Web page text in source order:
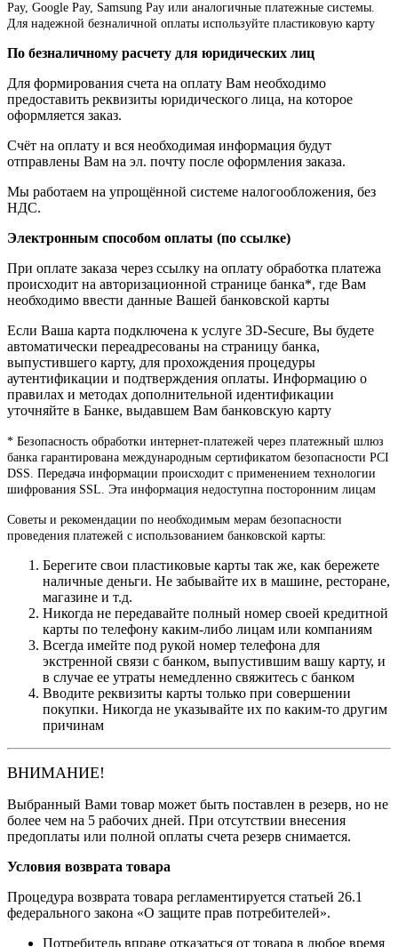
Pay, Google Pay, Samsung Pay или аналогичные платежные системы.
Для надежной безналичной оплаты используйте пластиковую карту
По безналичному расчету для юридических лиц
Для формирования счета на оплату Вам необходимо
предоставить реквизиты юридического лица, на которое
оформляется заказ.
Счёт на оплату и вся необходимая информация будут
отправлены Вам на эл. почту после оформления заказа.
Мы работаем на упрощённой системе налогообложения, без
НДС.
Электронным способом оплаты (по ссылке)
При оплате заказа через ссылку на оплату обработка платежа
происходит на авторизационной странице банка*, где Вам
необходимо ввести данные Вашей банковской карты
Если Ваша карта подключена к услуге 3D-Secure, Вы будете
автоматически переадресованы на страницу банка,
выпустившего карту, для прохождения процедуры
аутентификации и подтверждения оплаты. Информацию о
правилах и методах дополнительной идентификации
уточняйте в Банке, выдавшем Вам банковскую карту
* Безопасность обработки интернет-платежей через платежный шлюз
банка гарантирована международным сертификатом безопасности PCI
DSS. Передача информации происходит с применением технологии
шифрования SSL. Эта информация недоступна посторонним лицам
Советы и рекомендации по необходимым мерам безопасности
проведения платежей с использованием банковской карты:
Берегите свои пластиковые карты так же, как бережете
наличные деньги. Не забывайте их в машине, ресторане,
магазине и т.д.
Никогда не передавайте полный номер своей кредитной
карты по телефону каким-либо лицам или компаниям
Всегда имейте под рукой номер телефона для
экстренной связи с банком, выпустившим вашу карту, и
в случае ее утраты немедленно свяжитесь с банком
Вводите реквизиты карты только при совершении
покупки. Никогда не указывайте их по каким-то другим
причинам
ВНИМАНИЕ!
Выбранный Вами товар может быть поставлен в резерв, но не
более чем на 5 рабочих дней. При отсутствии внесения
предоплаты или полной оплаты счета резерв снимается.
Условия возврата товара
Процедура возврата товара регламентируется статьей 26.1
федерального закона «О защите прав потребителей».
Потребитель вправе отказаться от товара в любое время